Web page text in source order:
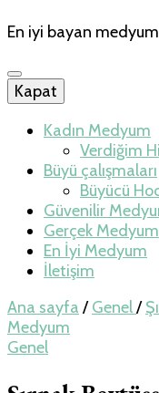
En iyi bayan
Kapat
Kadın Medyum
Verdiğim
Büyü çalışmaları
Büyücü
Güvenilir
Gerçek Medyum
En İyi Medyum
İletişim
Ana sayfa / Genel/
Medyum
Genel